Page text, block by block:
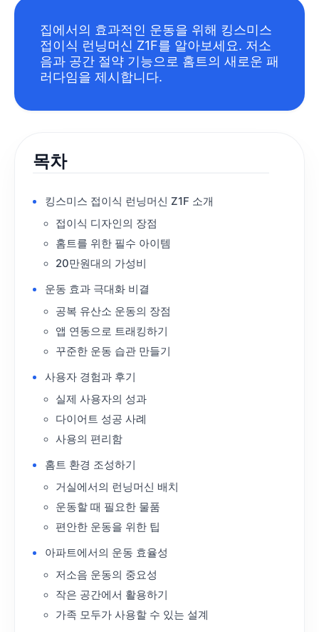
집에서의 효과적인 운동을 위해 킹스미스
접이식 런닝머신 Z1F를 알아보세요. 저소
음과 공간 절약 기능으로 홈트의 새로운 패
러다임을 제시합니다.
목차
킹스미스 접이식 런닝머신 Z1F 소개
접이식 디자인의 장점
홈트를 위한 필수 아이템
20만원대의 가성비
운동 효과 극대화 비결
공복 유산소 운동의 장점
앱 연동으로 트래킹하기
꾸준한 운동 습관 만들기
사용자 경험과 후기
실제 사용자의 성과
다이어트 성공 사례
사용의 편리함
홈트 환경 조성하기
거실에서의 런닝머신 배치
운동할 때 필요한 물품
편안한 운동을 위한 팁
아파트에서의 운동 효율성
저소음 운동의 중요성
작은 공간에서 활용하기
가족 모두가 사용할 수 있는 설계